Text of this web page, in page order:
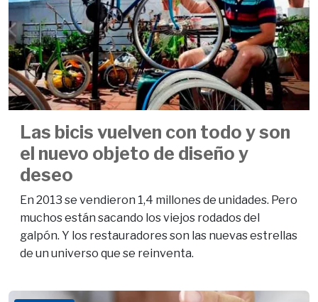
Las bicis vuelven con todo y son
el nuevo objeto de diseño y
deseo
En 2013 se vendieron 1,4 millones de unidades. Pero
muchos están sacando los viejos rodados del
galpón. Y los restauradores son las nuevas estrellas
de un universo que se reinventa.